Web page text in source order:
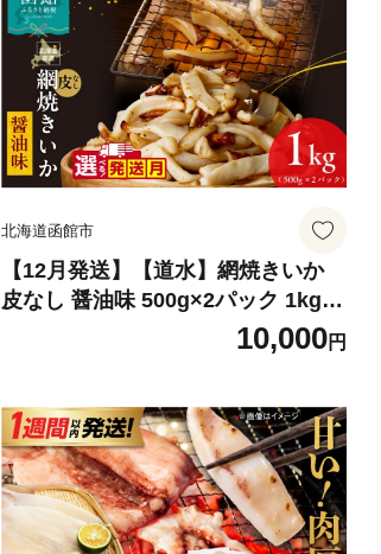
送料無料_HD108-002-10
北海道函館市
【12月発送】【道水】網焼きいか
皮なし 醤油味 500g×2パック 1kg
選べる発送月 肉厚 ふっくら 香ばし
い カット済み 味付き 食べやすい お
介類 食品 冷凍 お取り寄せ 函館市
送料無料_HD108-016-12
10,000円